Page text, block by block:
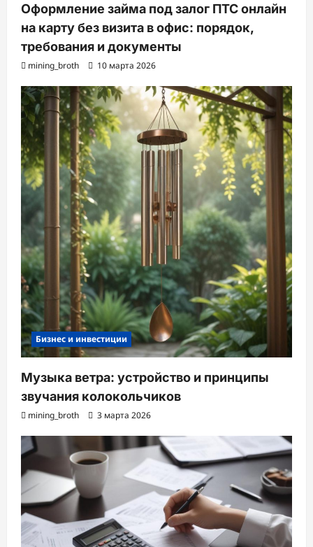
Оформление займа под залог ПТС онлайн
на карту без визита в офис: порядок,
требования и документы
mining_broth 10 марта 2026
Бизнес и инвестиции
Музыка ветра: устройство и принципы
звучания колокольчиков
mining_broth 3 марта 2026